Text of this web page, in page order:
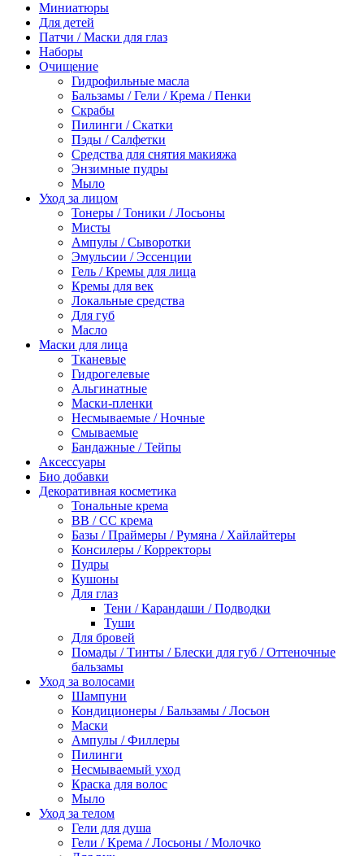
Миниатюры
Для детей
Патчи / Маски для глаз
Наборы
Очищение
Гидрофильные масла
Бальзамы / Гели / Крема / Пенки
Скрабы
Пилинги / Скатки
Пэды / Салфетки
Средства для снятия макияжа
Энзимные пудры
Мыло
Уход за лицом
Тонеры / Тоники / Лосьоны
Мисты
Ампулы / Сыворотки
Эмульсии / Эссенции
Гель / Кремы для лица
Кремы для век
Локальные средства
Для губ
Масло
Маски для лица
Тканевые
Гидрогелевые
Альгинатные
Маски-пленки
Несмываемые / Ночные
Смываемые
Бандажные / Тейпы
Аксессуары
Био добавки
Декоративная косметика
Тональные крема
BB / СС крема
Базы / Праймеры / Румяна / Хайлайтеры
Консилеры / Корректоры
Пудры
Кушоны
Для глаз
Тени / Карандаши / Подводки
Туши
Для бровей
Помады / Тинты / Блески для губ / Оттеночные
бальзамы
Уход за волосами
Шампуни
Кондиционеры / Бальзамы / Лосьон
Маски
Ампулы / Филлеры
Пилинги
Несмываемый уход
Краска для волос
Мыло
Уход за телом
Гели для душа
Гели / Крема / Лосьоны / Молочко